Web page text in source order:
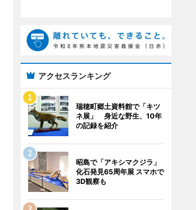
アクセスランキング
瑞穂町郷土資料館で「キツ
ネ展」 身近な野生、10年
の記録を紹介
昭島で「アキシマクジラ」
化石発見65周年展 スマホで
3D観察も